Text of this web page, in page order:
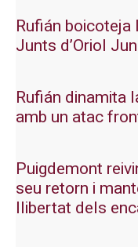
Rufián boicoteja
Junts d’Oriol
Rufián dinamita
amb un atac
Puigdemont
seu retorn i
llibertat dels